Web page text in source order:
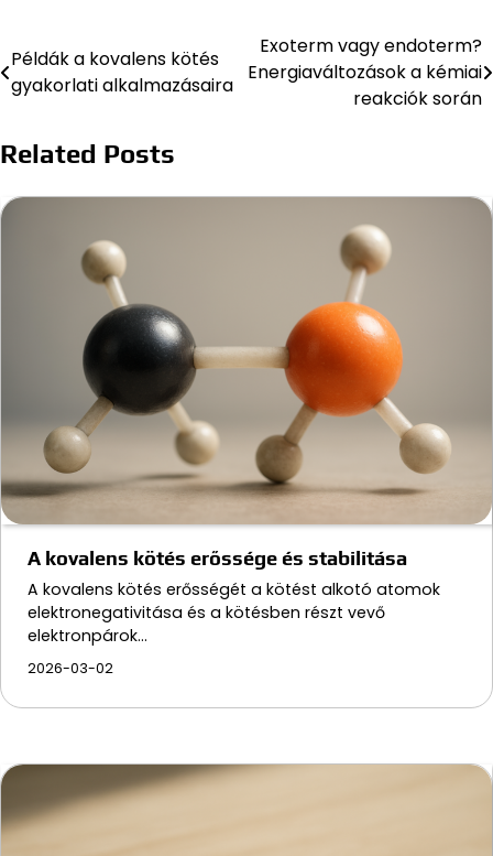
Bejegyzés
navigáció
Példák a kovalens kötés
gyakorlati alkalmazásaira
Exoterm vagy endoterm?
Energiaváltozások a kémiai
reakciók során
Related Posts
A kovalens kötés erőssége és stabilitása
A kovalens kötés erősségét a kötést alkotó atomok
elektronegativitása és a kötésben részt vevő
elektronpárok…
2026-03-02